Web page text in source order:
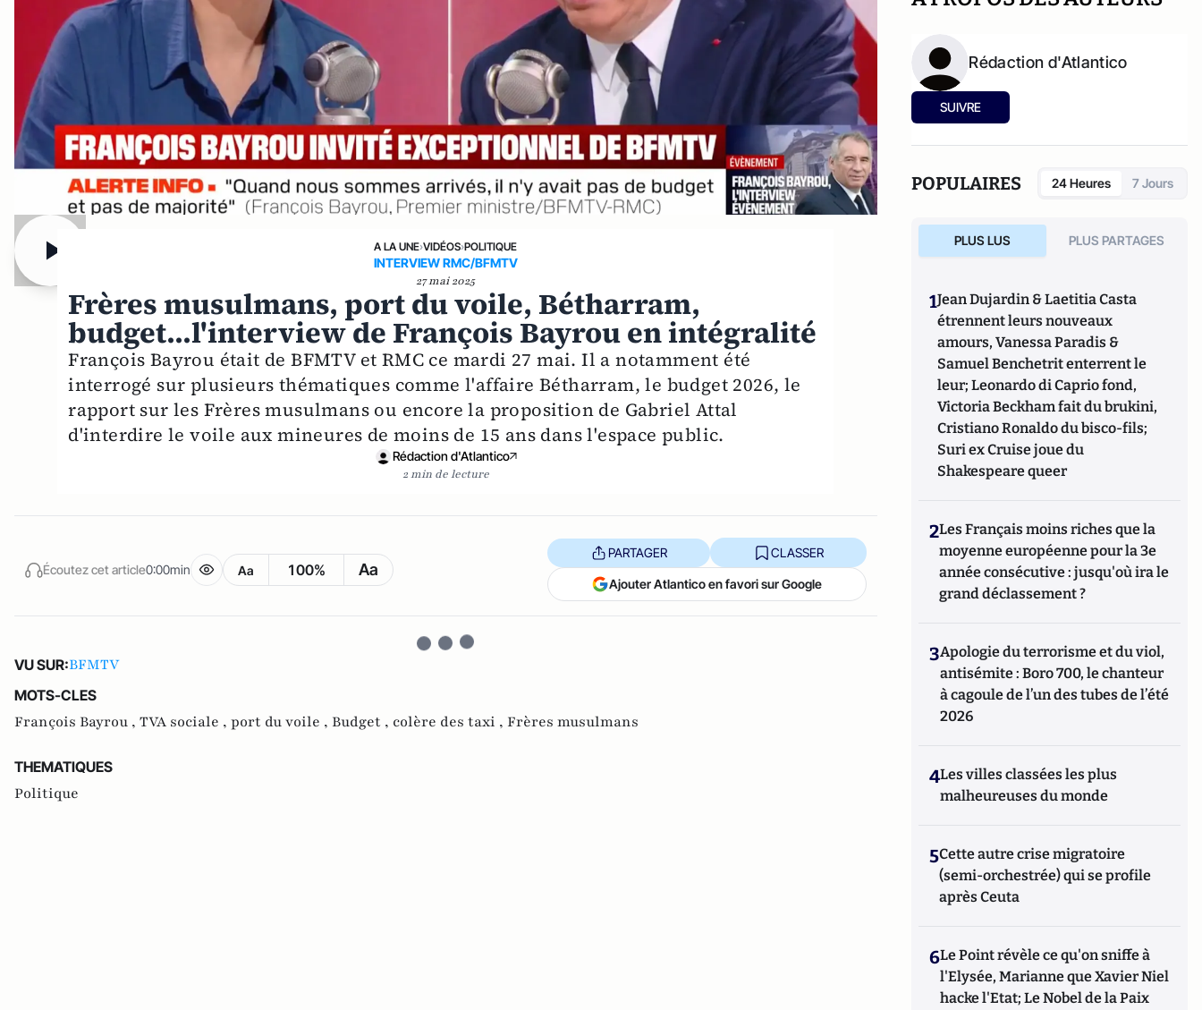
A LA UNE›VIDÉOS›POLITIQUE
INTERVIEW RMC/BFMTV
27 mai 2025
Frères musulmans, port du voile, Bétharram,
budget...l'interview de François Bayrou en intégralité
François Bayrou était de BFMTV et RMC ce mardi 27 mai. Il a notamment été
interrogé sur plusieurs thématiques comme l'affaire Bétharram, le budget 2026, le
rapport sur les Frères musulmans ou encore la proposition de Gabriel Attal
d'interdire le voile aux mineures de moins de 15 ans dans l'espace public.
Rédaction d'Atlantico
2 min de lecture
Écoutez cet article0:00min Aa 100% Aa
PARTAGER CLASSER
Ajouter Atlantico en favori sur Google
VU SUR:BFMTV
MOTS-CLES
François Bayrou , TVA sociale , port du voile , Budget , colère des taxi , Frères musulmans
THEMATIQUES
Politique
Rédaction d'Atlantico
SUIVRE
POPULAIRES 24 Heures 7 Jours
PLUS LUS PLUS PARTAGES
1Jean Dujardin & Laetitia Casta
étrennent leurs nouveaux
amours, Vanessa Paradis &
Samuel Benchetrit enterrent le
leur; Leonardo di Caprio fond,
Victoria Beckham fait du brukini,
Cristiano Ronaldo du bisco-fils;
Suri ex Cruise joue du
Shakespeare queer
2Les Français moins riches que la
moyenne européenne pour la 3e
année consécutive : jusqu'où ira le
grand déclassement ?
3Apologie du terrorisme et du viol,
antisémite : Boro 700, le chanteur
à cagoule de l’un des tubes de l’été
2026
4Les villes classées les plus
malheureuses du monde
5Cette autre crise migratoire
(semi-orchestrée) qui se profile
après Ceuta
6Le Point révèle ce qu'on sniffe à
l'Elysée, Marianne que Xavier Niel
hacke l'Etat; Le Nobel de la Paix